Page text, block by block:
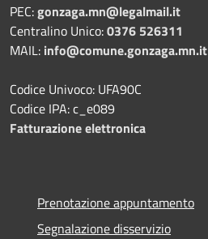
PEC:gonzaga.mn@legalmail.it
Centralino Unico:0376 526311
MAIL: info@comune.gonzaga.mn.it
Codice Univoco: UFA90C
Codice IPA: c_e089
Fatturazione elettronica
Prenotazione appuntamento
Segnalazione disservizio